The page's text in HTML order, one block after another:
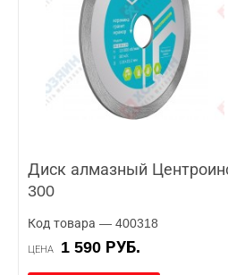
Диск алмазный
300
Код товара — 400318
ЦЕНА 1 590 РУБ.